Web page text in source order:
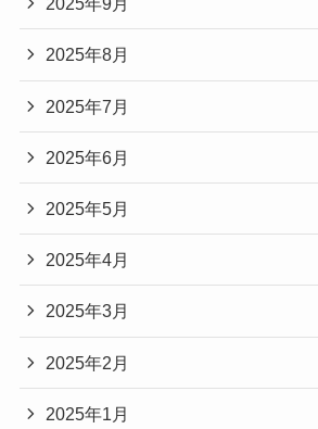
2025年8月
2025年7月
2025年6月
2025年5月
2025年4月
2025年3月
2025年2月
2025年1月